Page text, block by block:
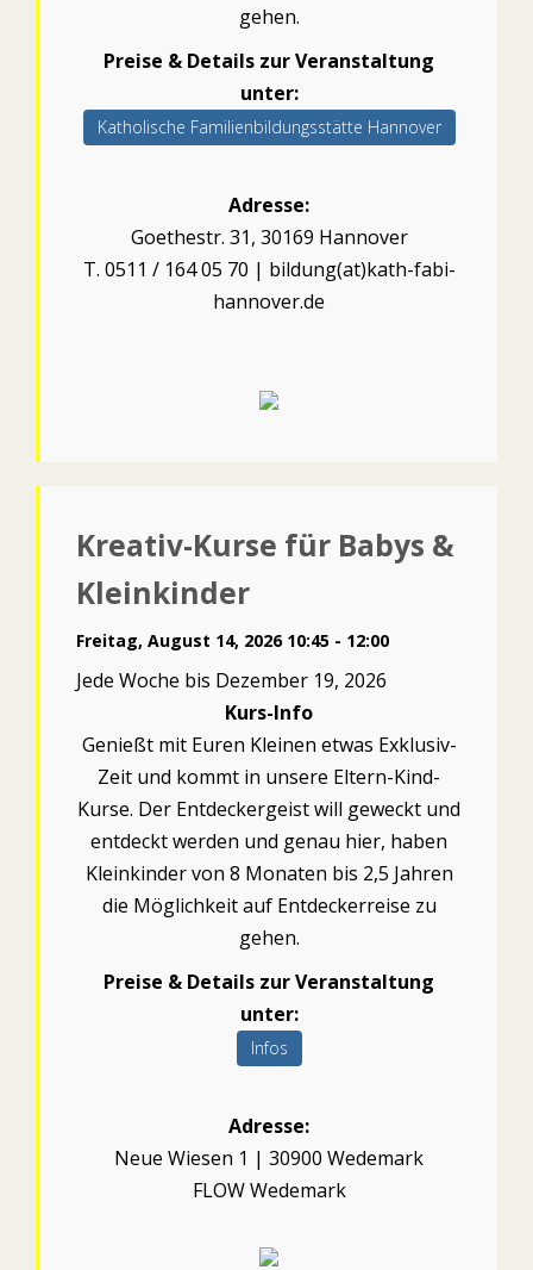
gehen.
Preise & Details zur Veranstaltung
unter:
Katholische Familienbildungsstätte Hannover
Adresse:
Goethestr. 31, 30169 Hannover
T. 0511 / 164 05 70 | bildung(at)kath-fabi-
hannover.de
Kreativ-Kurse für Babys &
Kleinkinder
Freitag, August 14, 2026 10:45 - 12:00
Jede Woche bis Dezember 19, 2026
Kurs-Info
Genießt mit Euren Kleinen etwas Exklusiv-
Zeit und kommt in unsere Eltern-Kind-
Kurse. Der Entdeckergeist will geweckt und
entdeckt werden und genau hier, haben
Kleinkinder von 8 Monaten bis 2,5 Jahren
die Möglichkeit auf Entdeckerreise zu
gehen.
Preise & Details zur Veranstaltung
unter:
Infos
Adresse:
Neue Wiesen 1 | 30900 Wedemark
FLOW Wedemark